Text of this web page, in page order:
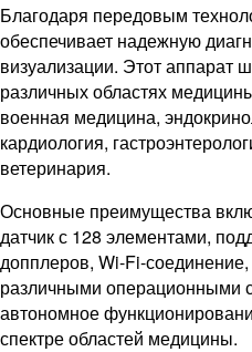
Благодаря передовым
обеспечивает надежную
визуализации. Этот аппарат
различных областях
военная медицина,
кардиология,
ветеринария.
Основные преимущества
датчик с 128 элементами,
допплеров, Wi-Fi-
различными операционными
автономное
спектре областей медицины.